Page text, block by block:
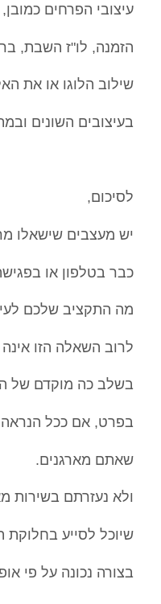
עיצובי הפרחים כמובן,
הזמנה, לו"ז השבת,
שילוב הלוגו או את
בעיצובים השונים
לסיכום,
יש מעצבים שישאלו
כבר בטלפון או
מה התקציב שלכם
לרוב השאלה הזו אינה
בשלב כה מוקדם של
בפרט, אם ככל הנראה
שאתם מארגנים.
ולא נעזרתם בשירות
שיוכל לסייע בחלוקת
בצורה נכונה על פי